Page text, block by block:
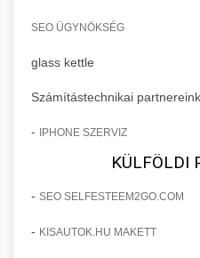
SEO ÜGYNÖKSÉG
glass kettle
Számítástechnikai partnereink
- IPHONE SZERVIZ
KÜLFÖLDI
- SEO SELFESTEEM2GO.COM
- KISAUTOK.HU MAKETT